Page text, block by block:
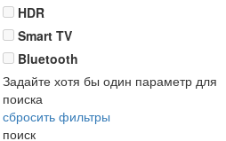
HDR
Smart TV
Bluetooth
Задайте хотя бы один параметр для
поиска
сбросить фильтры
поиск